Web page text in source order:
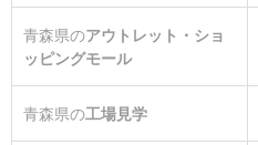
青森県のアウトレット・ショ
ッピングモール
青森県の工場見学